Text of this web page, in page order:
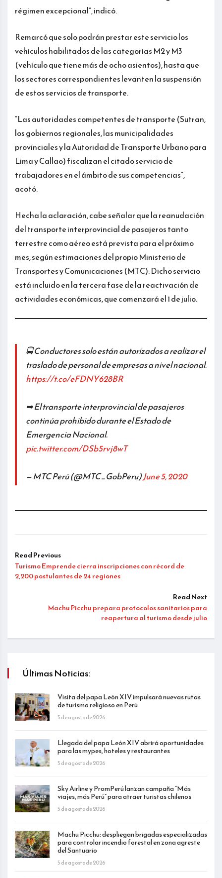
régimen excepcional”, indicó.
Remarcó que solo podrán prestar este servicio los
vehículos habilitados de las categorías M2 y M3
(vehículo que tiene más de ocho asientos), hasta que
los sectores correspondientes levanten la suspensión
de estos servicios de transporte.
“Las autoridades competentes de transporte (Sutran,
los gobiernos regionales, las municipalidades
provinciales y la Autoridad de Transporte Urbano para
Lima y Callao) fiscalizan el citado servicio de
trabajadores en el ámbito de sus competencias”,
acotó.
Hecha la aclaración, cabe señalar que la reanudación
del transporte interprovincial de pasajeros tanto
terrestre como aéreo está prevista para el próximo
mes, según estimaciones del propio Ministerio de
Transportes y Comunicaciones (MTC). Dicho servicio
está incluido en la tercera fase de la reactivación de
actividades económicas, que comenzará el 1 de julio.
🚍 Conductores solo están autorizados a realizar el
traslado de personal de empresas a nivel nacional.
https://t.co/eFDNY628BR
➡ El transporte interprovincial de pasajeros
continúa prohibido durante el Estado de
Emergencia Nacional.
pic.twitter.com/DSb5rvj8wT
— MTC Perú (@MTC_GobPeru)June 5, 2020
Read Previous
Turismo Emprende cierra inscripciones con récord de
2,200 postulantes de 24 regiones
Read Next
Machu Picchu prepara protocolos sanitarios para
reapertura al turismo desde julio
Últimas Noticias:
Visita del papa León XIV impulsará nuevas rutas
de turismo religioso en Perú
5 de agosto de 2026
Llegada del papa León XIV abrirá oportunidades
para las mypes, hoteles y restaurantes
5 de agosto de 2026
Sky Airline y PromPerú lanzan campaña “Más
viajes, más Perú” para atraer turistas chilenos
5 de agosto de 2026
Machu Picchu: despliegan brigadas especializadas
para controlar incendio forestal en zona agreste
del Santuario
5 de agosto de 2026